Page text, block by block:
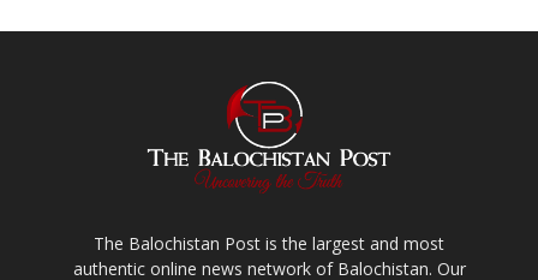
The Balochistan Post is the largest and most
authentic online news network of Balochistan. Our